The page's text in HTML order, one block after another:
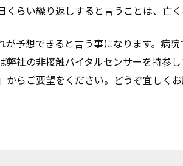
らい繰り返しすると言うことは、亡く
が予想できると言う事になります。病
弊社の非接触バイタルセンサーを持参
からご要望をください。どうぞ宜しくお